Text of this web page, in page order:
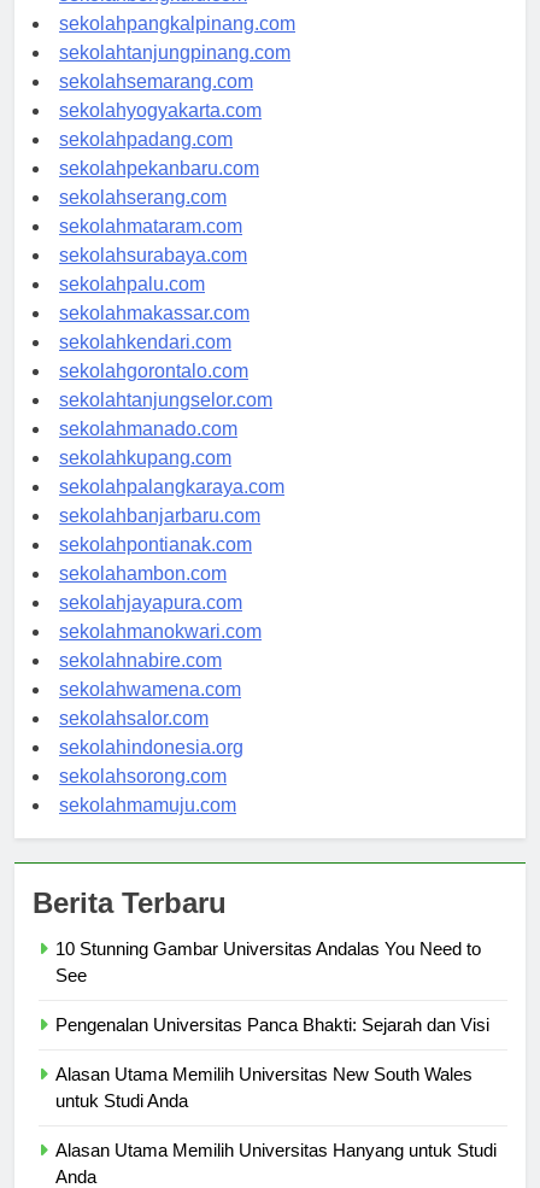
sekolahbengkulu.com
sekolahpangkalpinang.com
sekolahtanjungpinang.com
sekolahsemarang.com
sekolahyogyakarta.com
sekolahpadang.com
sekolahpekanbaru.com
sekolahserang.com
sekolahmataram.com
sekolahsurabaya.com
sekolahpalu.com
sekolahmakassar.com
sekolahkendari.com
sekolahgorontalo.com
sekolahtanjungselor.com
sekolahmanado.com
sekolahkupang.com
sekolahpalangkaraya.com
sekolahbanjarbaru.com
sekolahpontianak.com
sekolahambon.com
sekolahjayapura.com
sekolahmanokwari.com
sekolahnabire.com
sekolahwamena.com
sekolahsalor.com
sekolahindonesia.org
sekolahsorong.com
10 Stunning Gambar Universitas Andalas You Need to
Alasan Utama Memilih Universitas New South Wales
Alasan Utama Memilih Universitas Hanyang untuk Studi